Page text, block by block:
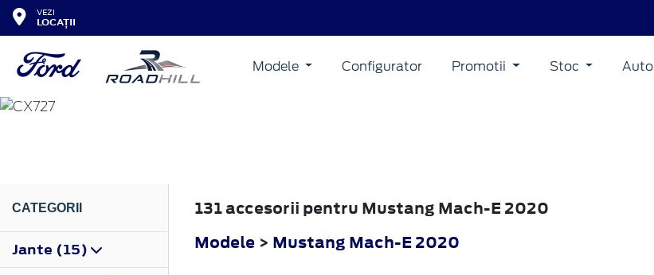
VEZI
LOCAȚII
Modele Configurator Promotii Stoc
MUSTANG MACH-E
CATEGORII
Jante (15)
131 accesorii pentru Mustang Mach-E 2020
Modele > Mustang Mach-E 2020